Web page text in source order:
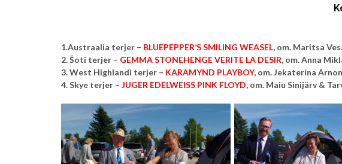
1.Austraalia terjer – BLUEPEPPER’S SMILING WEASEL, om. Maritsa
2. Šoti terjer – GEMMA STONEHENGE VERITE LA DESIR, om.Anna
3. West Highlandi terjer – KARAMYND PLAYBOY, om.Jekaterina
4. Skye terjer – JUGER EDELWEISS PINK FLOYD, om. Maiu Sinijärv &